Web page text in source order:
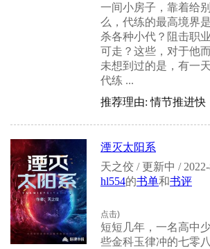
一间小房子，靠着给
么，代练的最高境界
杀各种小代？阻击职
可走？这些，对于他
未想到过的是，有一
代练 ...
推荐理由: 情节推进快
湮灭太阳系
天之佼 / 更新中 /
hl554的书单和书评
点击)
短短几年，一名高中
些金科玉律冲的七零